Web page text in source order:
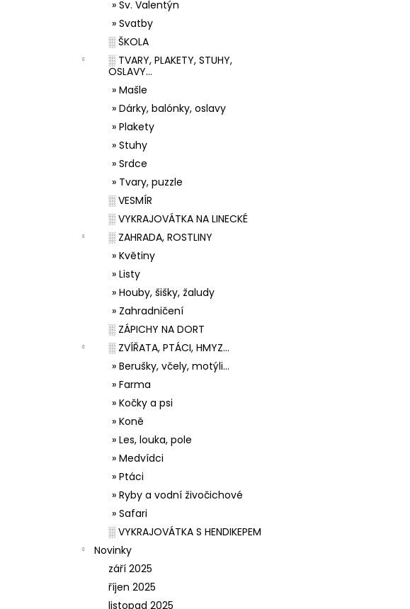
» Sv. Valentýn
» Svatby
░ ŠKOLA
░ TVARY, PLAKETY, STUHY,
OSLAVY...
» Mašle
» Dárky, balónky, oslavy
» Plakety
» Stuhy
» Srdce
» Tvary, puzzle
░ VESMÍR
░ VYKRAJOVÁTKA NA LINECKÉ
░ ZAHRADA, ROSTLINY
» Květiny
» Listy
» Houby, šišky, žaludy
» Zahradničení
░ ZÁPICHY NA DORT
░ ZVÍŘATA, PTÁCI, HMYZ...
» Berušky, včely, motýli...
» Farma
» Kočky a psi
» Koně
» Les, louka, pole
» Medvídci
» Ptáci
» Ryby a vodní živočichové
» Safari
░ VYKRAJOVÁTKA S HENDIKEPEM
Novinky
září 2025
říjen 2025
listopad 2025